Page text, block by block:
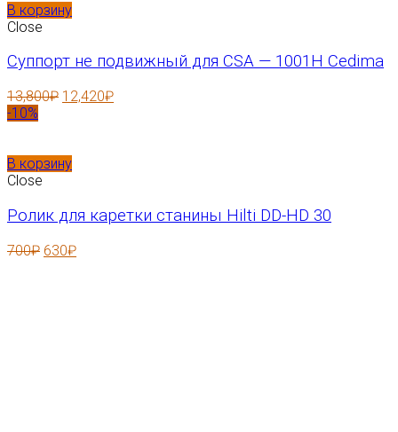
В корзину
Close
Суппорт не подвижный для CSA — 1001H Cedima
13,800₽ 12,420₽
-10%
В корзину
Close
Ролик для каретки станины Hilti DD-HD 30
700₽ 630₽